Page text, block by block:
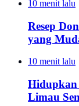
10 menit lalu
Resep
yang
10 menit lalu
Hidupkan
Limau